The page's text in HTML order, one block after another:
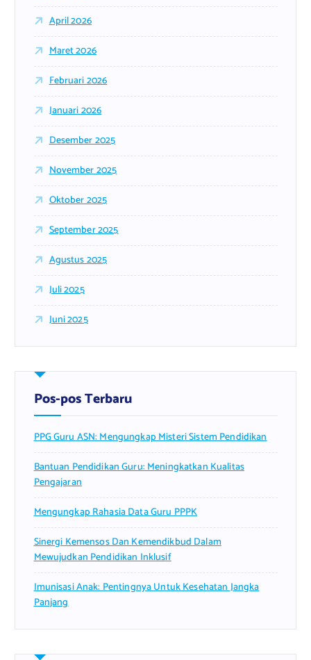
April 2026
Maret 2026
Februari 2026
Januari 2026
Desember 2025
November 2025
Oktober 2025
September 2025
Agustus 2025
Juli 2025
Juni 2025
Pos-pos Terbaru
PPG Guru ASN: Mengungkap Misteri Sistem Pendidikan
Bantuan Pendidikan Guru: Meningkatkan Kualitas
Pengajaran
Mengungkap Rahasia Data Guru PPPK
Sinergi Kemensos Dan Kemendikbud Dalam
Mewujudkan Pendidikan Inklusif
Imunisasi Anak: Pentingnya Untuk Kesehatan Jangka
Panjang